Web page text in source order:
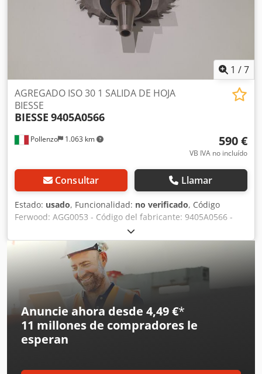
1 /7
Pollenzo 1.063 km
AGREGADO ISO 30 1 SALIDA DE HOJA
BIESSE
BIESSE 9405A0566
590 €
VB IVA no incluído
Consultar Llamar
Estado: usado, Funcionalidad: no verificado, Código
Ferwood: AGG0053 - Código del fabricante: 9405A0566 -
Estado: Usado - Funcionalidad: No probado - Máquina
compatible: CNC BIESSE - Si está interesado, ofrecemos
servicio de reacondicionamiento; póngase en contacto con
nosotros. Csdpfxezmicxs Ahbjha
Anuncie ahora desde 4,49 €*
11 millones de compradores le
esperan